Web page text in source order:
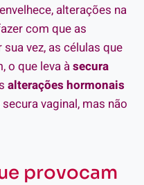
alterações na
com que as
vez, as células que
o que leva àsecura
alterações hormonais
vaginal, mas não
provocam